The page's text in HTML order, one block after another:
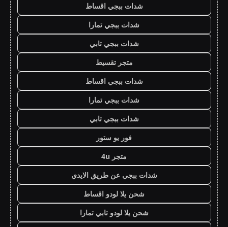
شدات ببجي اقساط
شدات ببجي تمارا
شدات ببجي تابي
متجر تقسيط
شدات ببجي اقساط
شدات ببجي تمارا
شدات ببجي تابي
فور يو ستور
متجر 4u
شدات ببجي عن طريق الايدي
شحن يلا لودو اقساط
شحن يلا لودو تابي تمارا